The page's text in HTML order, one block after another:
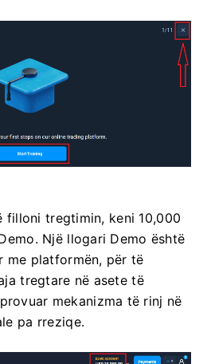
filloni tregtimin, keni 10,000
Një llogari Demo është
me platformën, për të
tregtare në asete të
mekanizma të rinj në
pa rreziqe.